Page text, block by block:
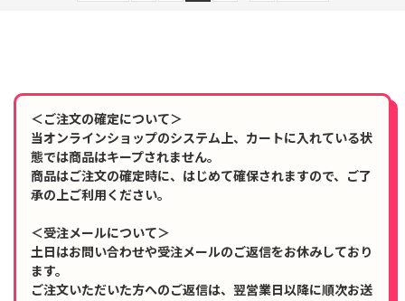
＜ご注文の確定について＞
当オンラインショップのシステム上、カートに入れている状
態では商品はキープされません。
商品はご注文の確定時に、はじめて確保されますので、ご了
承の上ご利用ください。
＜受注メールについて＞
土日はお問い合わせや受注メールのご返信をお休みしており
ます。
ご注文いただいた方へのご返信は、翌営業日以降に順次お送